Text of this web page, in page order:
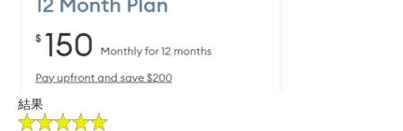
結果